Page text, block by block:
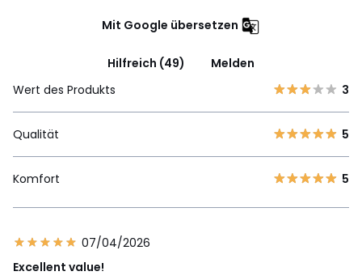
Mit Google übersetzen
Hilfreich (49)
Melden
Wert des Produkts
3
Qualität 5
Komfort 5
07/04/2026
Excellent value!